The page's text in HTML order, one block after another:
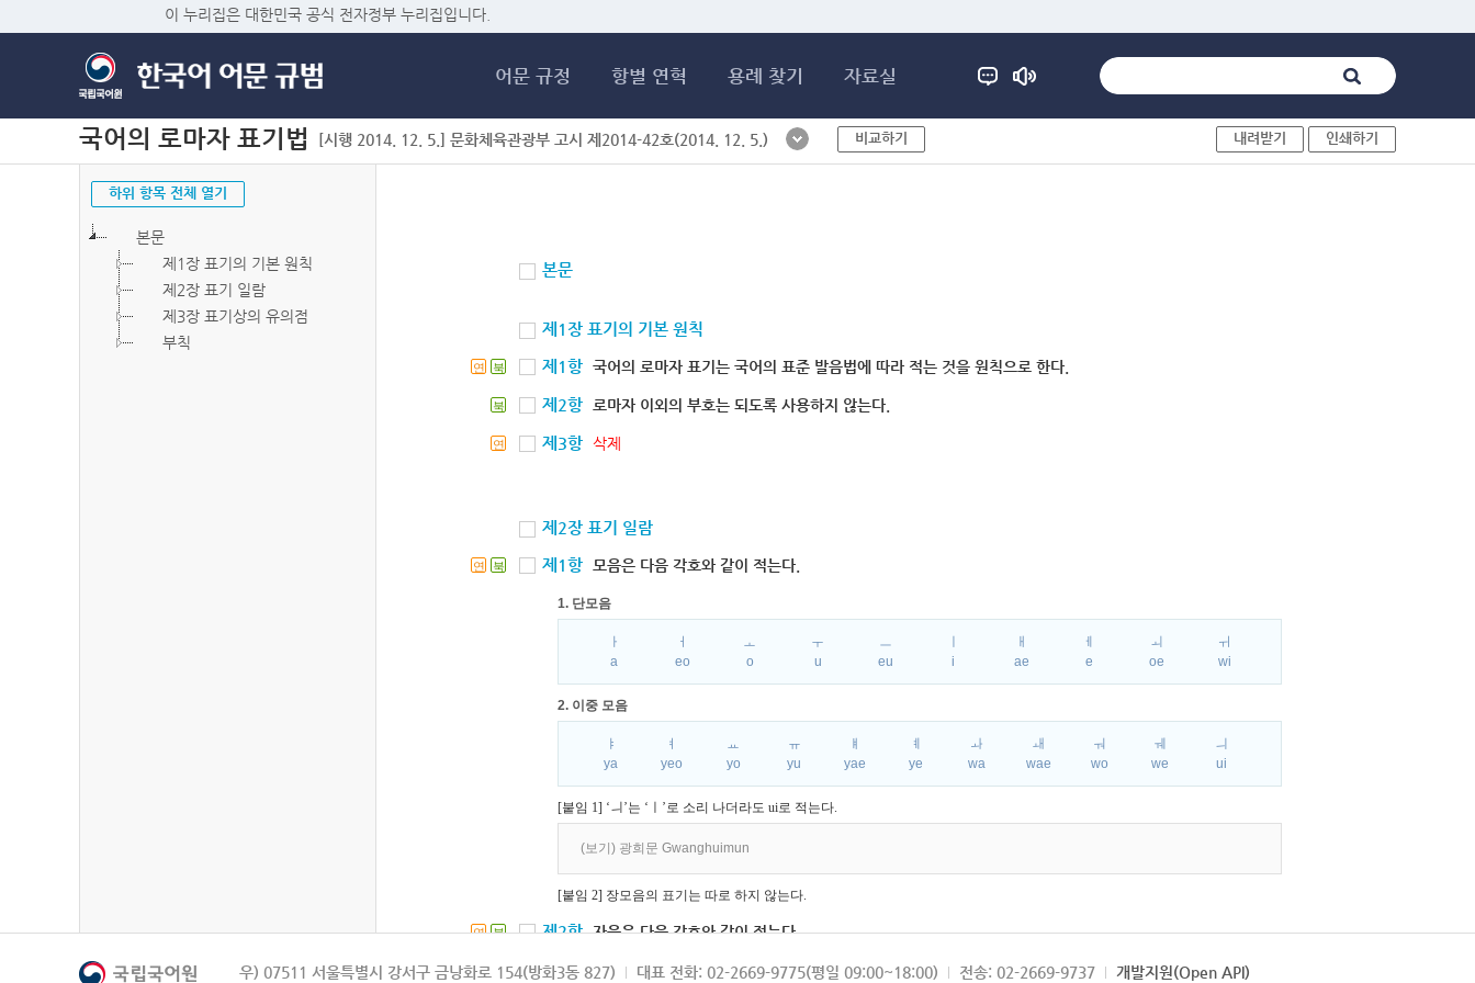
이 누리집은 대한민국 공식 전자정부 누리집입니다.
어문 규정 항별 연혁 용례 찾기 자료실
국어의 로마자 표기법 [시행 2014. 12. 5.] 문화체육관광부 고시 제2014-42호(2014. 12. 5.) 비교하기 내려받기 인쇄하기
하위 항목 전체 열기
본문
제1장 표기의 기본 원칙
제2장 표기 일람
제3장 표기상의 유의점
부칙
본문
제1장 표기의 기본 원칙
연 북 제1항 국어의 로마자 표기는 국어의 표준 발음법에 따라 적는 것을 원칙으로 한다.
북 제2항 로마자 이외의 부호는 되도록 사용하지 않는다.
연 제3항 삭제
제2장 표기 일람
연 북 제1항 모음은 다음 각호와 같이 적는다.
1. 단모음
ㅏ
a
ㅓ
eo
ㅗ
o
ㅜ
u
ㅡ
eu
i
ㅐ
ae
ㅔ
e
ㅚ
oe
ㅟ
wi
2. 이중 모음
ㅑ
ya
ㅕ
yeo
ㅛ
yo
ㅠ
yu
ㅒ
yae
ㅖ
ye
ㅘ
wa
ㅙ
wae
ㅝ
wo
ㅞ
we
ㅢ
ui
[붙임 1] ‘ㅢ’는 ‘ㅣ’로 소리 나더라도 ui로 적는다.
(보기) 광희문 Gwanghuimun
[붙임 2] 장모음의 표기는 따로 하지 않는다.
연 북 제2항 자음은 다음 각호와 같이 적는다.
1. 파열음
우) 07511 서울특별시 강서구 금낭화로 154(방화3동 827) 대표 전화: 02-2669-9775(평일 09:00~18:00) 전송: 02-2669-9737 개발지원(Open API)